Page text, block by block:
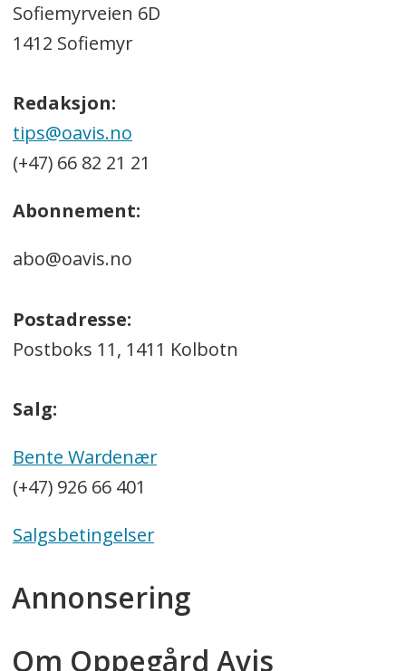
Sofiemyrveien 6D
1412 Sofiemyr
Redaksjon:
tips@oavis.no
(+47) 66 82 21 21
Abonnement:
abo@oavis.no
Postadresse:
Postboks 11, 1411 Kolbotn
Salg:
Bente Wardenær
(+47) 926 66 401
Salgsbetingelser
Annonsering
Om Oppegård Avis